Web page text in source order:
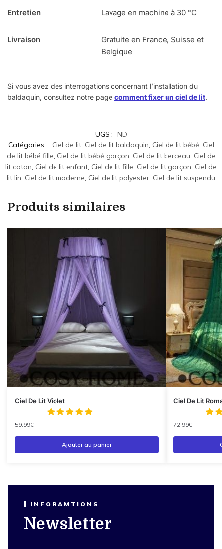
Entretien Lavage en machine à 30 °C
Livraison
Gratuite en France, Suisse et
Belgique
Si vous avez des interrogations concernant l’installation du
baldaquin, consultez notre page comment fixer un ciel de lit.
UGS : ND
Catégories :
Ciel de lit, Ciel de lit baldaquin, Ciel de lit bébé, Ciel
de lit bébé fille, Ciel de lit bébé garçon, Ciel de lit berceau, Ciel de
lit coton, Ciel de lit enfant, Ciel de lit fille, Ciel de lit garçon, Ciel de
lit lin, Ciel de lit moderne, Ciel de lit polyester, Ciel de lit suspendu
Produits similaires
Ciel De Lit Violet
59.99€
Ajouter au panier
Ciel De Lit
72.99€
INFORAMTIONS
Newsletter